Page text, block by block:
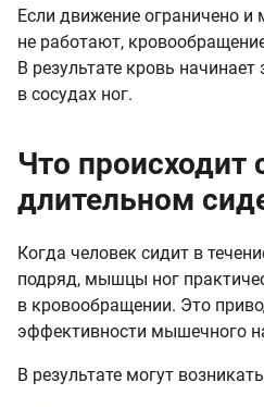
Если движение ограничено
не работают,
В результате кровь
в сосудах ног.
Что происходит
длительном
Когда человек сидит в
подряд, мышцы ног
в кровообращении. Это
эффективности мышечного
В результате могут